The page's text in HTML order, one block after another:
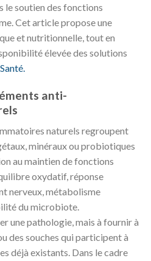
le soutien des fonctions
Cet article propose une
et nutritionnelle, tout en
élevée des solutions
anti-
naturels regroupent
minéraux ou probiotiques
au maintien de fonctions
oxydatif, réponse
nerveux, métabolisme
du microbiote.
une pathologie, mais à fournir à
des souches qui participent à
déjà existants. Dans le cadre